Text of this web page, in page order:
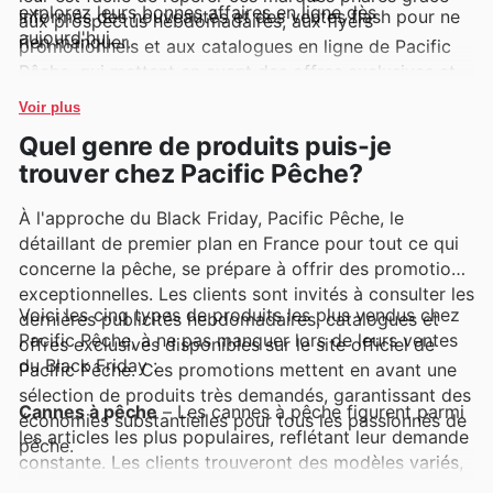
aux prospectus hebdomadaires, aux flyers
promotionnels et aux catalogues en ligne de Pacific
Pêche, qui mettent en avant des offres exclusives et
des réductions attrayantes sur leurs articles préférés.
informés des nouveautés et des ventes flash pour ne
rien manquer.
explorez leurs bonnes affaires en ligne dès
aujourd'hui.
Voir plus
Quel genre de produits puis-je
trouver chez Pacific Pêche?
À l'approche du Black Friday, Pacific Pêche, le
détaillant de premier plan en France pour tout ce qui
concerne la pêche, se prépare à offrir des promotions
exceptionnelles. Les clients sont invités à consulter les
dernières publicités hebdomadaires, catalogues et
offres exclusives disponibles sur le site officiel de
Pacific Pêche. Ces promotions mettent en avant une
sélection de produits très demandés, garantissant des
économies substantielles pour tous les passionnés de
pêche.
Voici les cinq types de produits les plus vendus chez
Pacific Pêche, à ne pas manquer lors de leurs ventes
du Black Friday :
Cannes à pêche– Les cannes à pêche figurent parmi
les articles les plus populaires, reflétant leur demande
constante. Les clients trouveront des modèles variés,